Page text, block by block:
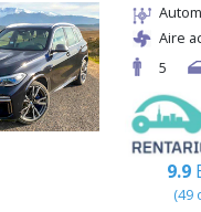
Aire
5
9.9
(49